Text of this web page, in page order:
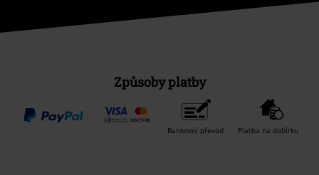
Způsoby platby
Bankovní převod Platba na dobírku